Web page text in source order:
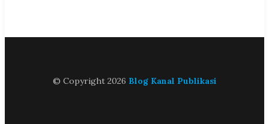
© Copyright 2026 Blog Kanal Publikasi